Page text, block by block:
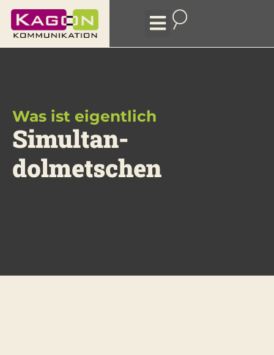
Was ist eigentlich
Simultan­
dolmetschen